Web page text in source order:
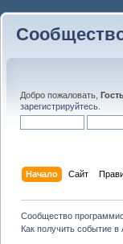
Добро пожаловать,
зарегистрируйтесь
Начало Сайт
Сообщество
Как получить событие